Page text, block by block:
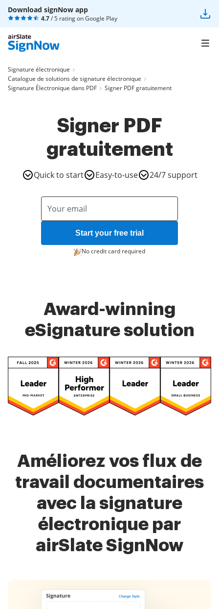
Download signNow app
4.7/ 5 rating onGoogle Play
Signature électronique
Catalogue de solutions de signature électronique
Signature Électronique dans PDF
Signer PDF gratuitement
Signer PDF
gratuitement
Quick to start Easy-to-use 24/7 support
Start your free trial
No credit card required
Award-winning
eSignature solution
Améliorez vos flux de
travail documentaires
avec la signature
électronique par
airSlate SignNow